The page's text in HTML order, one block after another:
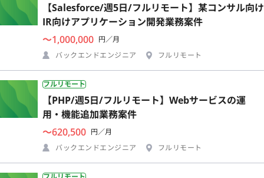
【Salesforce/週5日/フルリモート】某コンサル向け
IR向けアプリケーション開発業務案件
〜1,000,000 円／月
バックエンドエンジニア
フルリモート
フルリモート
【PHP/週5日/フルリモート】Webサービスの運
用・機能追加業務案件
〜620,500 円／月
バックエンドエンジニア
フルリモート